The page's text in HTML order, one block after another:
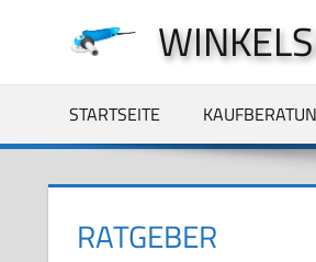
springen
STARTSEITE
RATGEBER